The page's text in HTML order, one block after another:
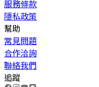
服務條款
隱私政策
幫助
常見問題
合作洽詢
聯絡我們
追蹤